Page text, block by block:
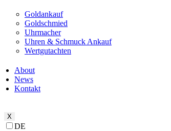
Goldankauf
Goldschmied
Uhrmacher
Uhren & Schmuck Ankauf
Wertgutachten
About
News
Kontakt
X
DE